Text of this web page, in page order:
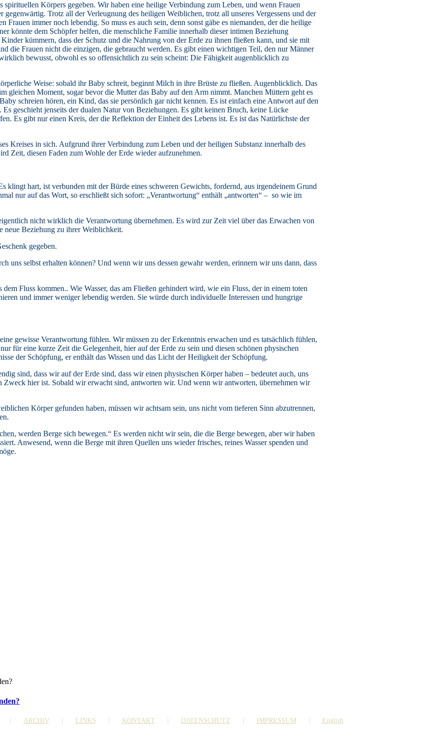
Körpers gegeben. Wir haben eine heilige Verbindung zum Leben, und wenn Frauen
Trotz all der Verleugnung des heiligen Weiblichen, trotz all unseres Vergessens und der
immer noch lebendig. So muss es auch sein, denn sonst gäbe es niemanden, der die heilige
könnte dem Schöpfer helfen, die menschliche Familie innerhalb dieser intimen Beziehung
kümmern, dass der Schutz und die Nahrung von der Erde zu ihnen fließen kann, und sie mit
die Frauen nicht die einzigen, die gebraucht werden. Es gibt einen wichtigen Teil, den nur Männer
bewusst, obwohl es so offensichtlich zu sein scheint: Die Fähigkeit augenblicklich zu
Weise: sobald ihr Baby schreit, beginnt Milch in ihre Brüste zu fließen. Augenblicklich. Das
gleichen Moment, sogar bevor die Mutter das Baby auf den Arm nimmt. Manchen Müttern geht es
schreien hören, ein Kind, das sie persönlich gar nicht kennen. Es ist einfach eine Antwort auf den
geschieht jenseits der dualen Natur von Beziehungen. Es gibt keinen Bruch, keine Lücke
Es gibt nur einen Kreis, der die Reflektion der Einheit des Lebens ist. Es ist das Natürlichste der
Kreises in sich. Aufgrund ihrer Verbindung zum Leben und der heiligen Substanz innerhalb des
Zeit, diesen Faden zum Wohle der Erde wieder aufzunehmen.
klingt hart, ist verbunden mit der Bürde eines schweren Gewichts, fordernd, aus irgendeinem Grund
nur auf das Wort, so erschließt sich sofort: „Verantwortung“ enthält „antworten“ – so wie im
nicht wirklich die Verantwortung übernehmen. Es wird zur Zeit viel über das Erwachen von
neue Beziehung zu ihrer Weiblichkeit.
gegeben.
uns selbst erhalten können? Und wenn wir uns dessen gewahr werden, erinnern wir uns dann, dass
Fluss kommen.. Wie Wasser, das am Fließen gehindert wird, wie ein Fluss, der in einem toten
und immer weniger lebendig werden. Sie würde durch individuelle Interessen und hungrige
gewisse Verantwortung fühlen. Wir müssen zu der Erkenntnis erwachen und es tatsächlich fühlen,
für eine kurze Zeit die Gelegenheit, hier auf der Erde zu sein und diesen schönen physischen
der Schöpfung, er enthält das Wissen und das Licht der Heiligkeit der Schöpfung.
sind, dass wir auf der Erde sind, dass wir einen physischen Körper haben – bedeutet auch, uns
Zweck hier ist. Sobald wir erwacht sind, antworten wir. Und wenn wir antworten, übernehmen wir
Körper gefunden haben, müssen wir achtsam sein, uns nicht vom tieferen Sinn abzutrennen,
werden Berge sich bewegen.“ Es werden nicht wir sein, die die Berge bewegen, aber wir haben
Anwesend, wenn die Berge mit ihren Quellen uns wieder frisches, reines Wasser spenden und
ARCHIV LINKS KONTAKT DATENSCHUTZ IMPRESSUM English